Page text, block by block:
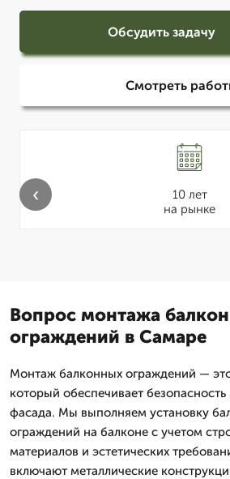
Обсудить задачу
Смотреть
10 лет
на рынке
‹
Вопрос монтажа
ограждений в Самаре
Монтаж балконных ограждений —
который обеспечивает
фасада. Мы выполняем установку
ограждений на балконе с учетом
материалов и эстетических
включают металлические